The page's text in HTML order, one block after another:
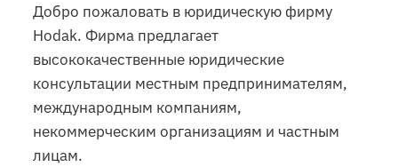
Добро пожаловать в юридическую фирму
Hodak. Фирма предлагает
высококачественные юридические
консультации местным предпринимателям,
международным компаниям,
некоммерческим организациям и частным
лицам.